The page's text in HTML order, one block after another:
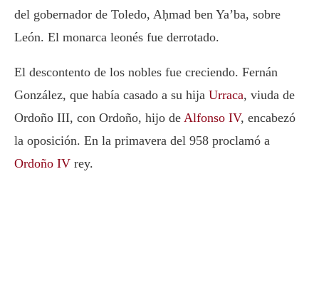
del gobernador de Toledo, Aḥmad ben Ya’ba, sobre
León. El monarca leonés fue derrotado.
El descontento de los nobles fue creciendo. Fernán
González, que había casado a su hija Urraca, viuda de
Ordoño III, con Ordoño, hijo de Alfonso IV, encabezó
la oposición. En la primavera del 958 proclamó a
Ordoño IV rey.